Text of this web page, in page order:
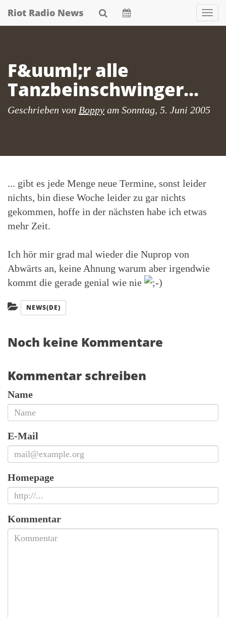
SkipRiot Radio News
F&uuml;r alle
Tanzbeinschwinger...
Geschrieben von Boppy am Sonntag, 5. Juni 2005
... gibt es jede Menge neue Termine, sonst leider
nichts, bin diese Woche leider zu gar nichts
gekommen, hoffe in der nächsten habe ich etwas
mehr Zeit.
Ich hör mir grad mal wieder die Nuprop von
Abwärts an, keine Ahnung warum aber irgendwie
kommt die gerade genial wie nie
Kategorien:
NEWS(DE)
Noch keine Kommentare
Kommentar schreiben
Name
E-Mail
Homepage
Kommentar